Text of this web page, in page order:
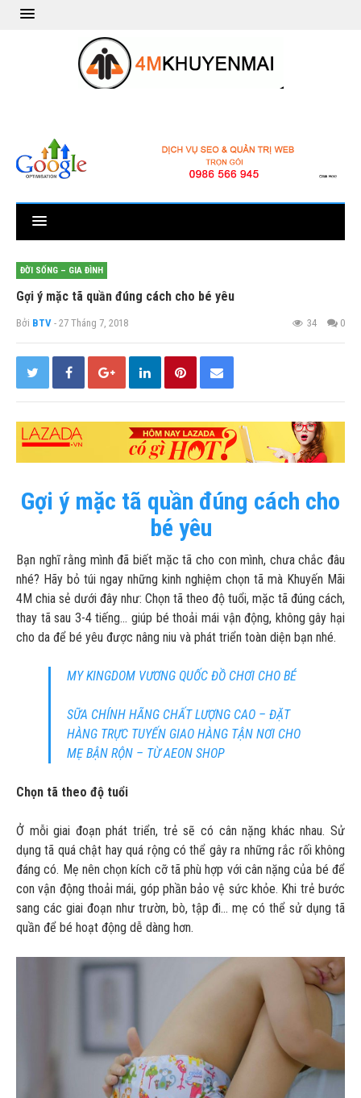
ĐỜI SỐNG – GIA ĐÌNH
Gợi ý mặc tã quần đúng cách cho bé yêu
Bởi BTV - 27 Tháng 7, 2018 34 0
Gợi ý mặc tã quần đúng cách cho
bé yêu
Bạn nghĩ rằng mình đã biết mặc tã cho con mình, chưa chắc đâu
nhé? Hãy bỏ túi ngay những kinh nghiệm chọn tã mà Khuyến Mãi
4M chia sẻ dưới đây như: Chọn tã theo độ tuổi, mặc tã đúng cách,
thay tã sau 3-4 tiếng… giúp bé thoải mái vận động, không gây hại
cho da để bé yêu được nâng niu và phát triển toàn diện bạn nhé.
MY KINGDOM VƯƠNG QUỐC ĐỒ CHƠI CHO BÉ
SỮA CHÍNH HÃNG CHẤT LƯỢNG CAO – ĐẶT
HÀNG TRỰC TUYẾN GIAO HÀNG TẬN NƠI CHO
MẸ BẬN RỘN – TỪ AEON SHOP
Chọn tã theo độ tuổi
Ở mỗi giai đoạn phát triển, trẻ sẽ có cân nặng khác nhau. Sử
dụng tã quá chật hay quá rộng có thể gây ra những rắc rối không
đáng có. Mẹ nên chọn kích cỡ tã phù hợp với cân nặng của bé để
con vận động thoải mái, góp phần bảo vệ sức khỏe. Khi trẻ bước
sang các giai đoạn như trườn, bò, tập đi… mẹ có thể sử dụng tã
quần để bé hoạt động dễ dàng hơn.